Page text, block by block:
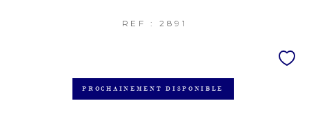
REF : 2891
PROCHAINEMENT DISPONIBLE